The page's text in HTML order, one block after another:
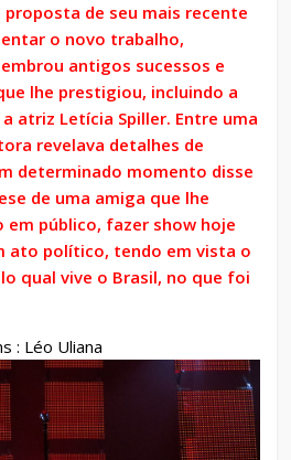
de seu mais recente
o novo trabalho,
antigos sucessos e
lhe prestigiou, incluindo a
atriz Letícia Spiller. Entre uma
revelava detalhes de
determinado momento disse
de uma amiga que lhe
em público, fazer show hoje
ato político, tendo em vista o
qual vive o Brasil, no que foi
: Léo Uliana